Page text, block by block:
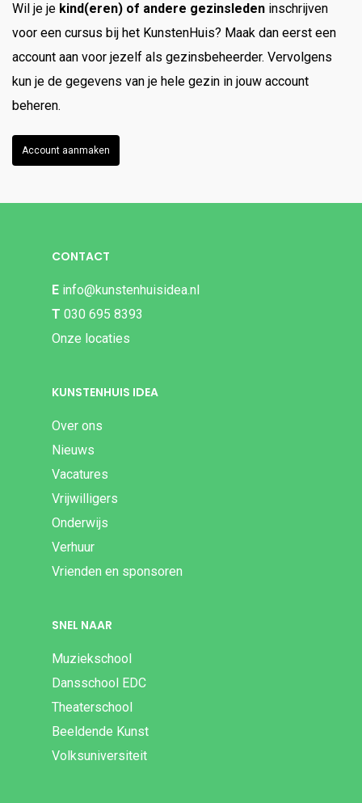
Wil je je kind(eren) of andere gezinsleden inschrijven
voor een cursus bij het KunstenHuis? Maak dan eerst een
account aan voor jezelf als gezinsbeheerder. Vervolgens
kun je de gegevens van je hele gezin in jouw account
beheren.
Account aanmaken
CONTACT
E info@kunstenhuisidea.nl
T 030 695 8393
Onze locaties
KUNSTENHUIS IDEA
Over ons
Nieuws
Vacatures
Vrijwilligers
Onderwijs
Verhuur
Vrienden en sponsoren
SNEL NAAR
Muziekschool
Dansschool EDC
Theaterschool
Beeldende Kunst
Volksuniversiteit